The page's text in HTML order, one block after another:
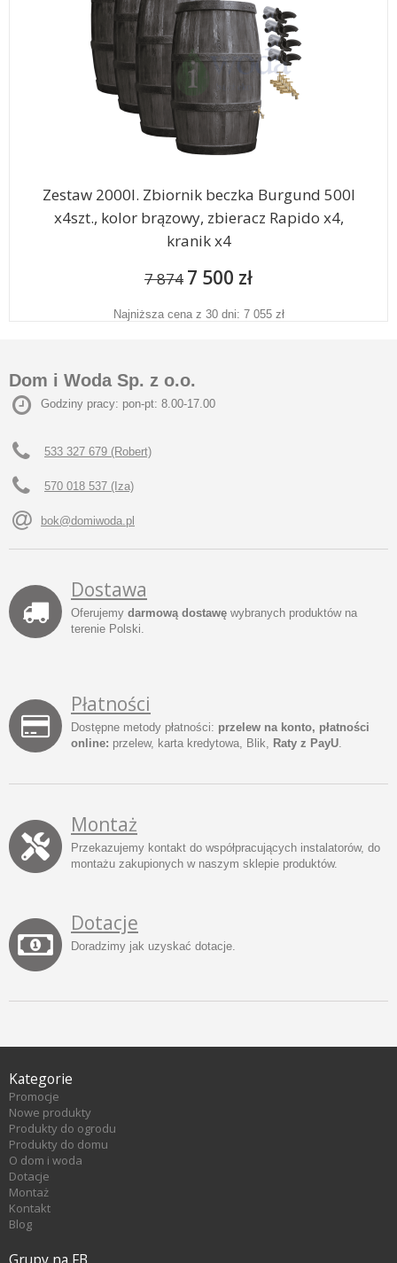
Zestaw 2000l. Zbiornik beczka Burgund 500l
x4szt., kolor brązowy, zbieracz Rapido x4,
kranik x4
7 874 7 500 zł
Najniższa cena z 30 dni: 7 055 zł
Dom i Woda Sp. z o.o.
Godziny pracy: pon-pt: 8.00-17.00
533 327 679 (Robert)
570 018 537 (Iza)
bok@domiwoda.pl
Dostawa
Oferujemy darmową dostawę wybranych produktów na
terenie Polski.
Płatności
Dostępne metody płatności: przelew na konto, płatności
online: przelew, karta kredytowa, Blik, Raty z PayU
Montaż
Przekazujemy kontakt do współpracujących instalatorów, do
montażu zakupionych w naszym sklepie produktów.
Dotacje
Doradzimy jak uzyskać dotacje.
Kategorie
Promocje
Nowe produkty
Produkty do ogrodu
Produkty do domu
O dom i woda
Dotacje
Montaż
Kontakt
Blog
Grupy na FB